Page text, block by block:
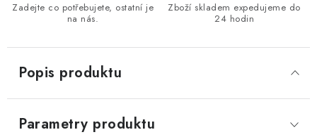
Zadejte co potřebujete, ostatní je
na nás.
Zboží skladem expedujeme do
24 hodin
Popis produktu
Parametry produktu